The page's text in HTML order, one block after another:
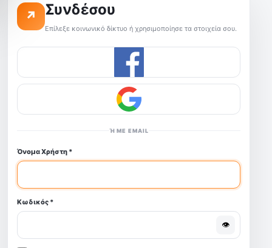
↗ Συνδέσου
Επίλεξε κοινωνικό δίκτυο ή χρησιμοποίησε τα στοιχεία σου.
Ή ΜΕ EMAIL
Όνομα Χρήστη *
Κωδικός *
👁